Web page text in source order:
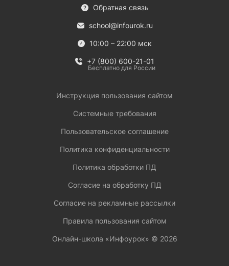
Обратная связь
school@infourok.ru
10:00 – 22:00 мск
+7 (800) 600-21-01
Бесплатно для России
Инструкция пользования сайтом
Системные требования
Пользовательское соглашение
Политика конфиденциальности
Политика обработки ПД
Согласие на обработку ПД
Согласие на рекламные рассылки
Правила пользования сайтом
Онлайн-школа «Инфоурок» © 2026